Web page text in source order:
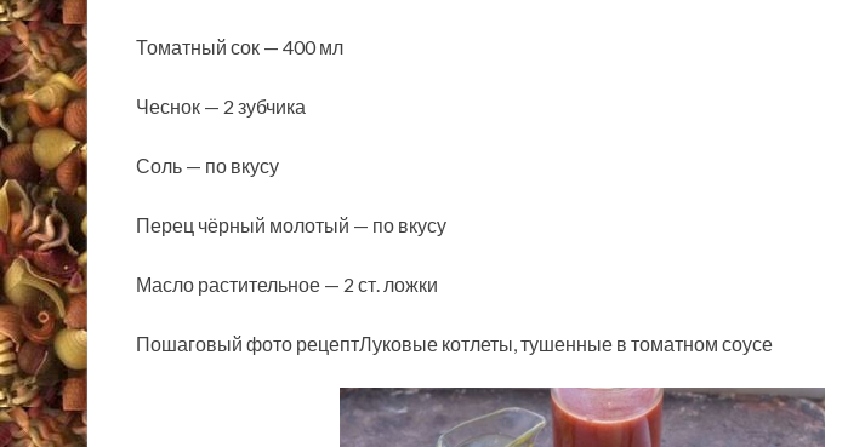
Томатный сок — 400 мл
Чеснок — 2 зубчика
Соль — по вкусу
Перец чёрный молотый — по вкусу
Масло растительное — 2 ст. ложки
Пошаговый фото рецептЛуковые котлеты, тушенные в томатном соусе